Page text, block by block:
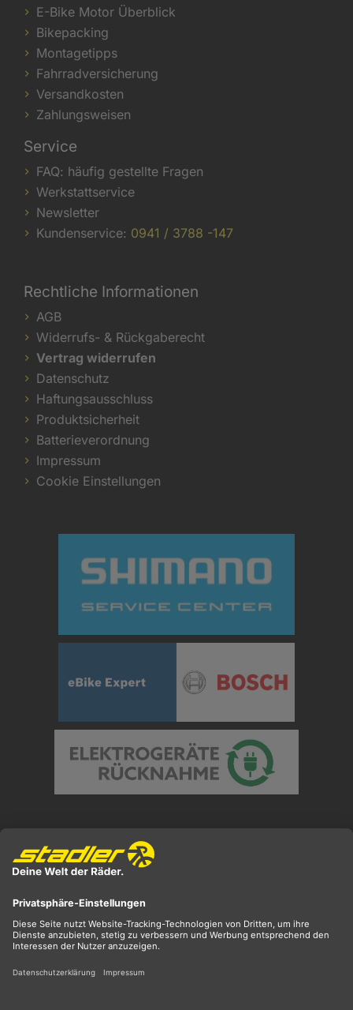
E-Bike Motor Überblick
Bikepacking
Montagetipps
Fahrradversicherung
Versandkosten
Zahlungsweisen
Service
FAQ: häufig gestellte Fragen
Werkstattservice
Newsletter
Kundenservice: 0941 / 3788 -147
Rechtliche Informationen
AGB
Widerrufs- & Rückgaberecht
Vertrag widerrufen
Datenschutz
Haftungsausschluss
Produktsicherheit
Batterieverordnung
Impressum
Cookie Einstellungen